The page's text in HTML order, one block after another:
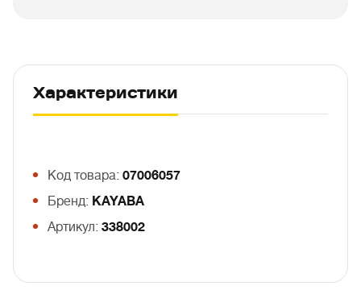
Характеристики
Код товара: 07006057
Бренд: KAYABA
Артикул: 338002